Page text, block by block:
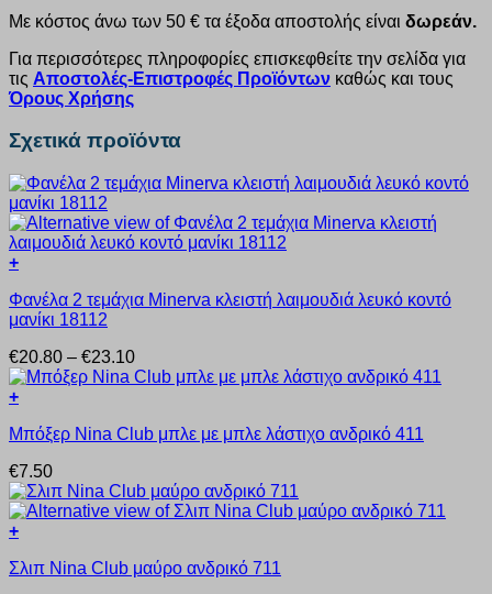
Με κόστος άνω των 50 € τα έξοδα αποστολής είναι δωρεάν.
Για περισσότερες πληροφορίες επισκεφθείτε την σελίδα για
τις Αποστολές-Επιστροφές Προϊόντων καθώς και τους
Όρους Χρήσης
Σχετικά προϊόντα
+
το
προϊόν
πολλαπλές
παραλλαγές.
Οι
μπορούν
επιλεγούν
στη
σελίδα
του
προϊόντος
Φανέλα 2 τεμάχια Minerva κλειστή λαιμουδιά λευκό κοντό
μανίκι 18112
€20.80 – €23.10Price
range:
€23.10
+
το
έχει
πολλαπλές
παραλλαγές.
Οι
μπορούν
Μπόξερ Nina Club μπλε με μπλε λάστιχο ανδρικό 411
€7.50
+
το
Σλιπ Nina Club μαύρο ανδρικό 711